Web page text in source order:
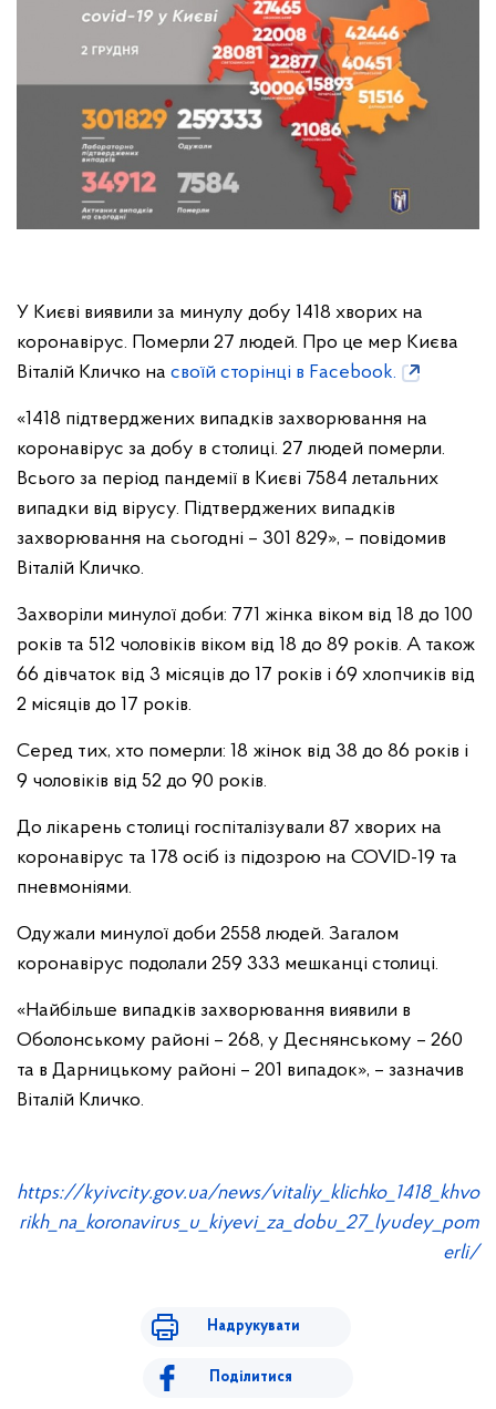
У Києві виявили за минулу добу 1418 хворих на
коронавірус. Померли 27 людей. Про це мер Києва
Віталій Кличко на своїй сторінці в Facebook.
«1418 підтверджених випадків захворювання на
коронавірус за добу в столиці. 27 людей померли.
Всього за період пандемії в Києві 7584 летальних
випадки від вірусу. Підтверджених випадків
захворювання на сьогодні – 301 829», – повідомив
Віталій Кличко.
Захворіли минулої доби: 771 жінка віком від 18 до 100
років та 512 чоловіків віком від 18 до 89 років. А також
66 дівчаток від 3 місяців до 17 років і 69 хлопчиків від
2 місяців до 17 років.
Серед тих, хто померли: 18 жінок від 38 до 86 років і
9 чоловіків від 52 до 90 років.
До лікарень столиці госпіталізували 87 хворих на
коронавірус та 178 осіб із підозрою на COVID-19 та
пневмоніями.
Одужали минулої доби 2558 людей. Загалом
коронавірус подолали 259 333 мешканці столиці.
«Найбільше випадків захворювання виявили в
Оболонському районі – 268, у Деснянському – 260
та в Дарницькому районі – 201 випадок», – зазначив
Віталій Кличко.
https://kyivcity.gov.ua/news/vitaliy_klichko_1418_khvo
rikh_na_koronavirus_u_kiyevi_za_dobu_27_lyudey_pom
erli/
Надрукувати
Поділитися